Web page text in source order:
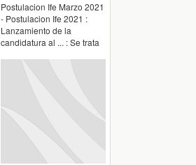
Postulacion Ife Marzo 2021
- Postulacion Ife 2021 :
Lanzamiento de la
candidatura al ... : Se trata